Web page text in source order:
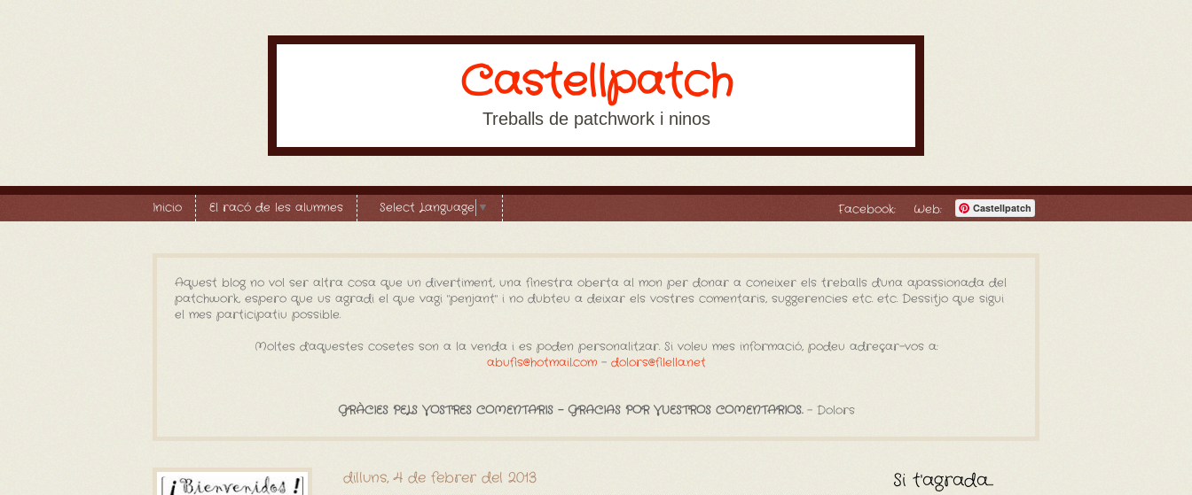
Castellpatch
Treballs de patchwork i ninos
Inicio El racó de les alumnes Select Language ▼ Castellpatch
Web:
Facebook:
Aquest blog no vol ser altra cosa que un divertiment, una finestra oberta al mon per donar a coneixer els treballs d'una apassionada del
patchwork, espero que us agradi el que vagi "penjant" i no dubteu a deixar els vostres comentaris, suggerencies etc. etc. Dessitjo que sigui
el mes participatiu possible.
Moltes d'aquestes cosetes son a la venda i es poden personalitzar. Si voleu mes informació, podeu adreçar-vos a:
abufis@hotmail.com- dolors@filella.net
GRÀCIES PELS VOSTRES COMENTARIS - GRACIAS POR VUESTROS COMENTARIOS. - Dolors
dilluns, 4 de febrer del 2013 Si t'agrada...